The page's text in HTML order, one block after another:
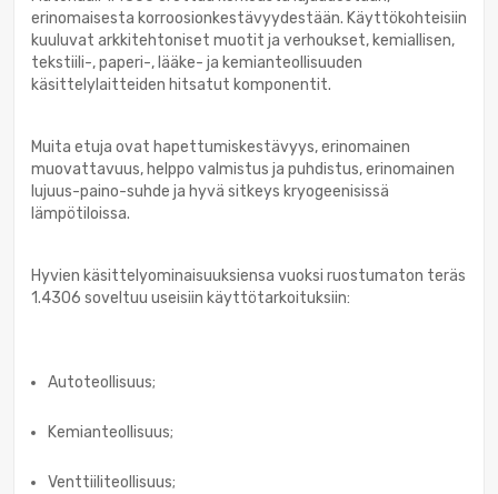
erinomaisesta korroosionkestävyydestään. Käyttökohteisiin
kuuluvat arkkitehtoniset muotit ja verhoukset, kemiallisen,
tekstiili-, paperi-, lääke- ja kemianteollisuuden
käsittelylaitteiden hitsatut komponentit.
Muita etuja ovat hapettumiskestävyys, erinomainen
muovattavuus, helppo valmistus ja puhdistus, erinomainen
lujuus-paino-suhde ja hyvä sitkeys kryogeenisissä
lämpötiloissa.
Hyvien käsittelyominaisuuksiensa vuoksi ruostumaton teräs
1.4306 soveltuu useisiin käyttötarkoituksiin:
Autoteollisuus;
Kemianteollisuus;
Venttiiliteollisuus;